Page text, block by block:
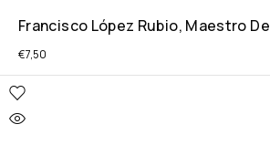
Francisco López Rubio, Maestro
€7,50